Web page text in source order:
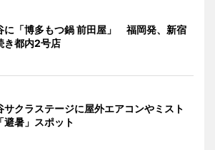
に「博多もつ鍋 前田屋」 福岡発、新宿
き都内2号店
サクラステージに屋外エアコンやミスト
避暑」スポット